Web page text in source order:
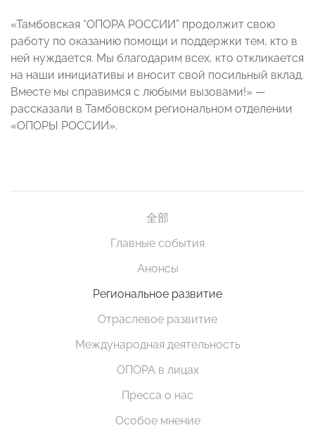
«Тамбовская “ОПОРА РОССИИ” продолжит свою
работу по оказанию помощи и поддержки тем, кто в
ней нуждается. Мы благодарим всех, кто откликается
на наши инициативы и вносит свой посильный вклад.
Вместе мы справимся с любыми вызовами!» —
рассказали в Тамбовском региональном отделении
«ОПОРЫ РОССИИ».
全部
Главные события
Анонсы
Региональное развитие
Отраслевое развитие
Международная деятельность
ОПОРА в лицах
Пресса о нас
Особое мнение